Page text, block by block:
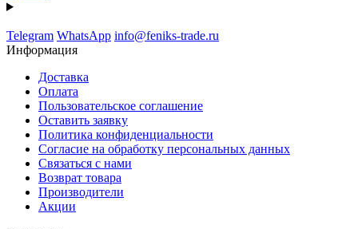
Telegram WhatsApp info@feniks-trade.ru
Информация
Доставка
Оплата
Пользовательское соглашение
Оставить заявку
Политика конфиденциальности
Согласие на обработку персональных данных
Связаться с нами
Возврат товара
Производители
Акции